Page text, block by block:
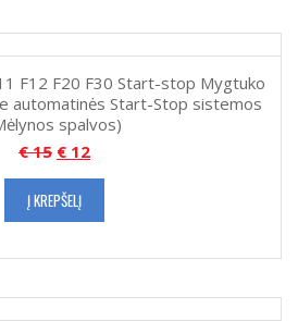
F12 F20 F30 Start-stop Mygtuko
automatinės Start-Stop sistemos
spalvos)
€15 € 12
Į KREPŠELĮ